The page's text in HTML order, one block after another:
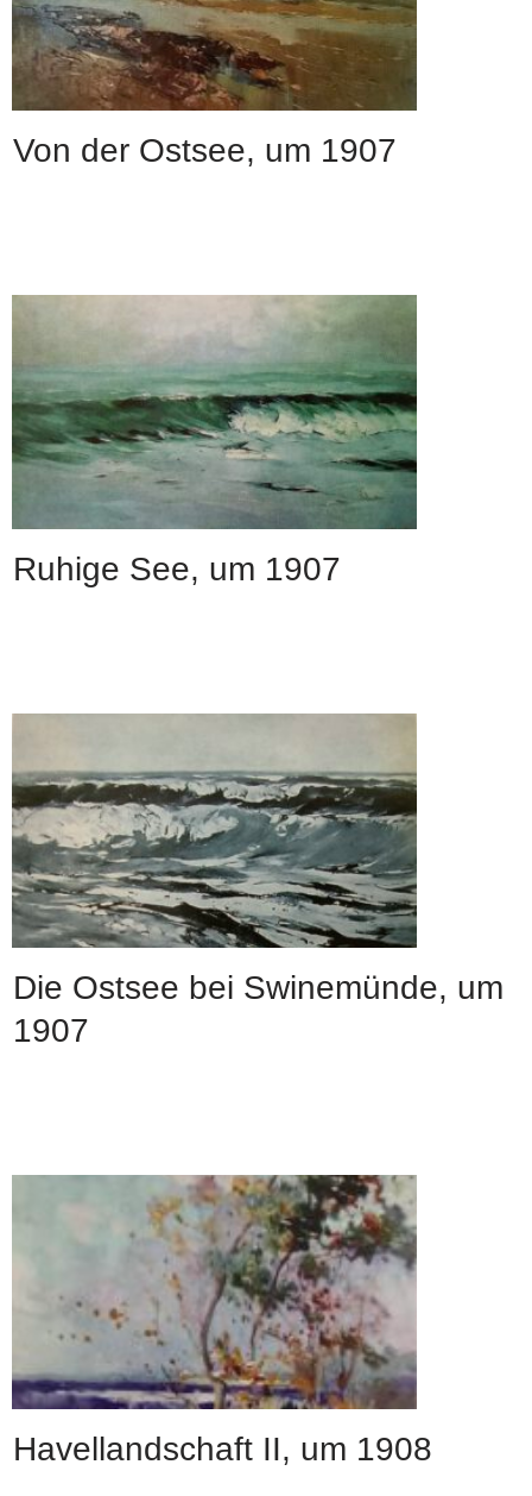
Von der Ostsee, um 1907
Ruhige See, um 1907
Die Ostsee bei Swinemünde, um
1907
Havellandschaft II, um 1908